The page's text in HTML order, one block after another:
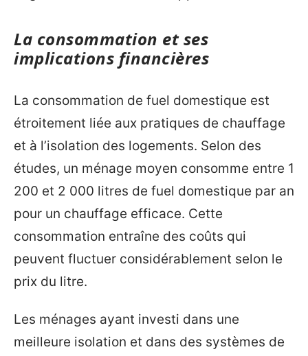
La consommation et ses
implications financières
La consommation de fuel domestique est
étroitement liée aux pratiques de chauffage
et à l’isolation des logements. Selon des
études, un ménage moyen consomme entre 1
200 et 2 000 litres de fuel domestique par an
pour un chauffage efficace. Cette
consommation entraîne des coûts qui
peuvent fluctuer considérablement selon le
prix du litre.
Les ménages ayant investi dans une
meilleure isolation et dans des systèmes de